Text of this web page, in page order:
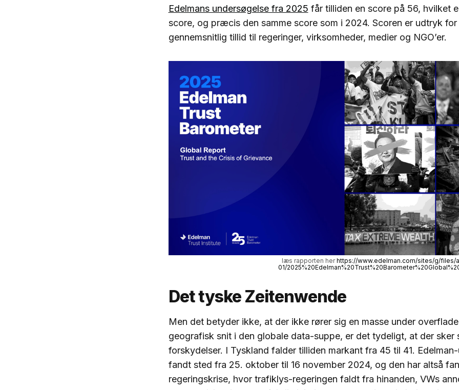
Edelmans undersøgelse fra 2025 får tilliden en score på 56, hvilket
score, og præcis den samme score som i 2024. Scoren er udtryk for
gennemsnitlig tillid til regeringer, virksomheder, medier og NGO’er.
læs rapporten her https://www.edelman.com/sites/g/files/
01/
Det tyske Zeitenwende
Men det betyder ikke, at der ikke rører sig en masse under
geografisk snit i den globale data-suppe, er det tydeligt, at der sker
forskydelser. I Tyskland falder tilliden markant fra 45 til 41.
fandt sted fra 25. oktober til 16 november 2024, og den har altså
regeringskrise, hvor trafiklys-regeringen faldt fra hinanden, VWs